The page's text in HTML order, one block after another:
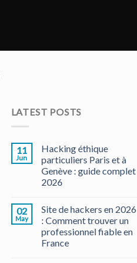
LATEST POSTS
11
Jun
Hacking éthique
particuliers Paris et à
Genève : guide complet
2026
02
May
Site de hackers en 2026
: Comment trouver un
professionnel fiable en
France